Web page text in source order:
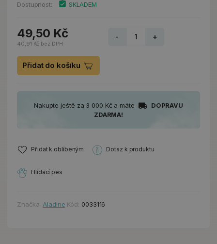
Dostupnost: SKLADEM
49,50 Kč
40,91 Kč bez DPH
- +
Přidat do košíku
Nakupte ještě za 3 000 Kč a máte
DOPRAVU
ZDARMA!
Přidat k oblíbeným Dotaz k produktu
Hlídací pes
Značka: Aladine Kód: 0033116